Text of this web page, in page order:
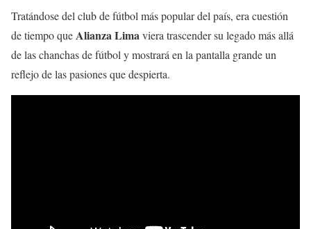
Tratándose del club de fútbol más popular del país, era cuestión
de tiempo queAlianza Limaviera trascender su legado más allá
de las chanchas de fútbol y mostrará en la pantalla grande un
reflejo de las pasiones que despierta.